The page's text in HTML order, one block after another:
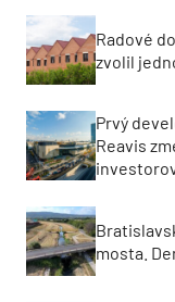
Radové
zvolil
Prvý
Reavis
mosta.